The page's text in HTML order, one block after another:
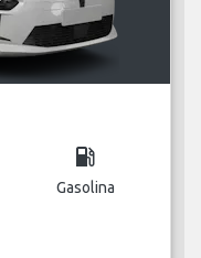
local_gas_station
Gasolina